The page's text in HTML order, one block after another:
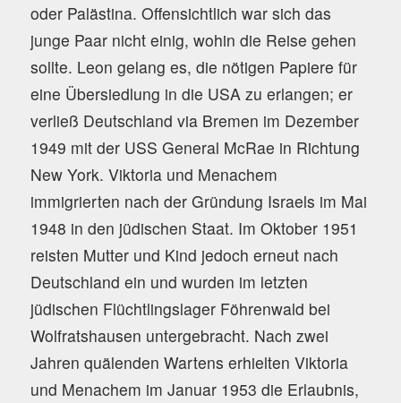
oder Palästina. Offensichtlich war sich das
junge Paar nicht einig, wohin die Reise gehen
sollte. Leon gelang es, die nötigen Papiere für
eine Übersiedlung in die USA zu erlangen; er
verließ Deutschland via Bremen im Dezember
1949 mit der USS General McRae in Richtung
New York. Viktoria und Menachem
immigrierten nach der Gründung Israels im Mai
1948 in den jüdischen Staat. Im Oktober 1951
reisten Mutter und Kind jedoch erneut nach
Deutschland ein und wurden im letzten
jüdischen Flüchtlingslager Föhrenwald bei
Wolfratshausen untergebracht. Nach zwei
Jahren quälenden Wartens erhielten Viktoria
und Menachem im Januar 1953 die Erlaubnis,